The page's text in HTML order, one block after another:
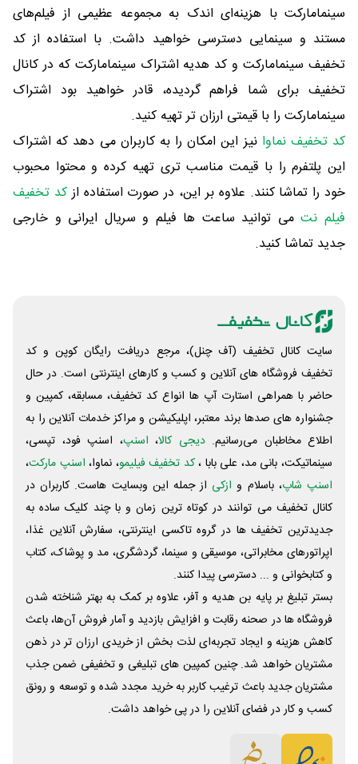
سینمامارکت با هزینه‌ای اندک به مجموعه عظیمی از فیلم‌های
مستند و سینمایی دسترسی خواهید داشت. با استفاده از کد
تخفیف سینمامارکت و کد هدیه اشتراک سینمامارکت که در کانال
تخفیف برای شما فراهم گردیده، قادر خواهید بود اشتراک
سینمامارکت را با قیمتی ارزان تر تهیه کنید.
کد تخفيف نماوا نیز این امکان را به کاربران می دهد که اشتراک
این پلتفرم را با قیمت مناسب تری تهیه کرده و محتوا محبوب
خود را تماشا کنند. علاوه بر این، در صورت استفاده ازکد تخفيف
فیلم نتمی توانید ساعت ها فیلم و سریال ایرانی و خارجی
جدید تماشا کنید.
سایت کانال تخفیف (آف چنل)، مرجع دریافت رایگان کوپن و کد
تخفیف فروشگاه های آنلاین و کسب و‌ کارهای اینترنتی است. در حال
حاضر با همراهی استارت آپ ها انواع کد تخفیف، مسابقه، کمپین و
جشنواره های صدها برند معتبر، اپلیکیشن و مراکز خدمات آنلاین را به
اطلاع مخاطبان می‌رسانیم. دیجی کالا، اسنپ، اسنپ فود، تپسی،
سینماتیکت، بانی مد، علی‌ بابا ،کد تخفیف فیلیمو، نماوا، اسنپ مارکت،
اسنپ شاپ، باسلام و ازکی از جمله این وبسایت ‌هاست. کاربران در
کانال تخفیف می توانند در کوتاه ترین زمان و با چند کلیک ساده به
جدیدترین تخفیف ها در گروه تاکسی اینترنتی، سفارش آنلاین غذا،
اپراتورهای مخابراتی، موسیقی و سینما، گردشگری، مد و پوشاک، کتاب
و کتابخوانی و ... دسترسی پیدا کنند.
بستر تبلیغ بر پایه بن هدیه و آفر، علاوه بر کمک به بهتر شناخته شدن
فروشگاه ها در صحنه رقابت و افزایش بازدید و آمار فروش آن‌ها، باعث
کاهش هزینه و ایجاد تجربه‌ای لذت بخش از خریدی ارزان تر در ذهن
مشتریان خواهد شد. چنین کمپین های تبلیغی و تخفیفی ضمن جذب
مشتریان جدید باعث ترغیب کاربر به خرید مجدد شده و توسعه و رونق
کسب و کار در فضای آنلاین را در پی خواهد داشت.